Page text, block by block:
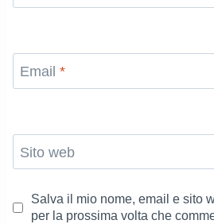
Email *
Sito web
Salva il mio nome, email e sito
per la prossima volta che